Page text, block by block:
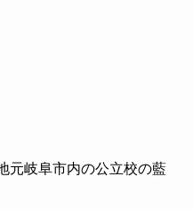
元岐阜市内の公立校の藍